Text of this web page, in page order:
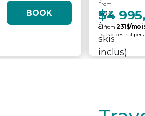
BOOK
From
$4
or from 231$/
tx. and fees incl. per